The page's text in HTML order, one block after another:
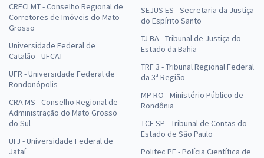
CRECI MT - Conselho Regional de
Corretores de Imóveis do Mato
Grosso
Universidade Federal de
Catalão - UFCAT
UFR - Universidade Federal de
Rondonópolis
CRA MS - Conselho Regional de
Administração do Mato Grosso
do Sul
UFJ - Universidade Federal de
Jataí
SEJUS ES - Secretaria da Justiça
do Espírito Santo
TJ BA - Tribunal de Justiça do
Estado da Bahia
TRF 3 - Tribunal Regional Federal
da 3ª Região
MP RO - Ministério Público de
Rondônia
TCE SP - Tribunal de Contas do
Estado de São Paulo
Politec PE - Polícia Científica de